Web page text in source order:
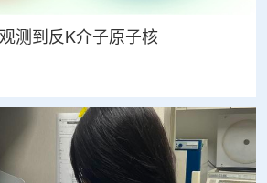
测到反K介子原子核